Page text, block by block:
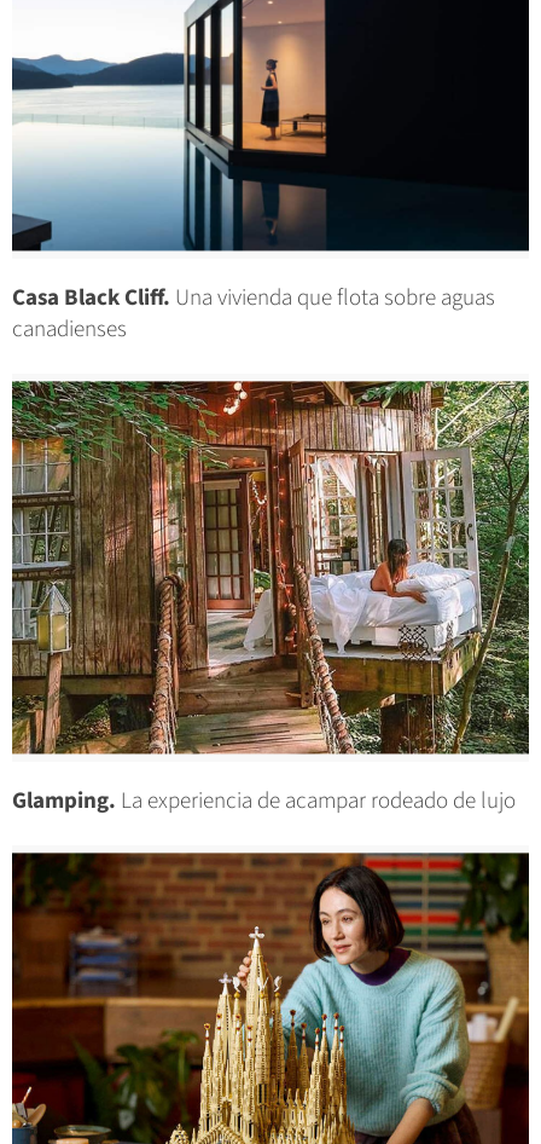
Casa Black Cliff. Una vivienda que flota sobre aguas
canadienses
Glamping. La experiencia de acampar rodeado de lujo